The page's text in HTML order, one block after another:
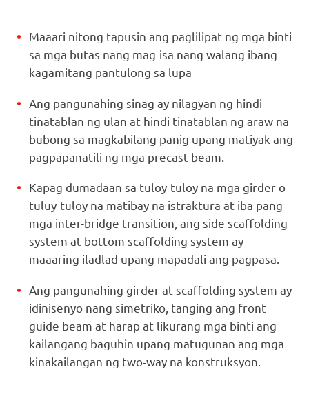
Maaari nitong tapusin ang paglilipat ng mga binti
sa mga butas nang mag-isa nang walang ibang
kagamitang pantulong sa lupa
Ang pangunahing sinag ay nilagyan ng hindi
tinatablan ng ulan at hindi tinatablan ng araw na
bubong sa magkabilang panig upang matiyak ang
pagpapanatili ng mga precast beam.
Kapag dumadaan sa tuloy-tuloy na mga girder o
tuluy-tuloy na matibay na istraktura at iba pang
mga inter-bridge transition, ang side scaffolding
system at bottom scaffolding system ay
maaaring iladlad upang mapadali ang pagpasa.
Ang pangunahing girder at scaffolding system ay
idinisenyo nang simetriko, tanging ang front
guide beam at harap at likurang mga binti ang
kailangang baguhin upang matugunan ang mga
kinakailangan ng two-way na konstruksyon.